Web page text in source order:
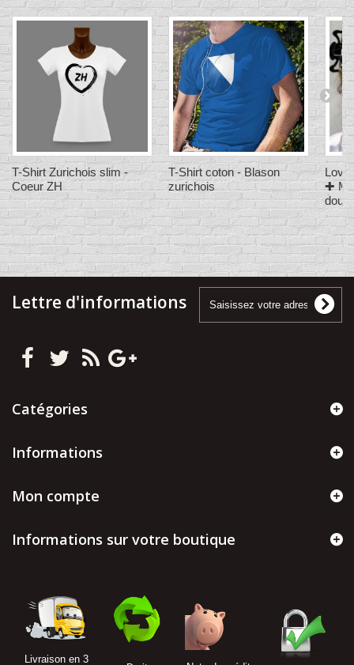
T-Shirt Zurichois slim -
Coeur ZH
T-Shirt coton - Blason
zurichois
✚
Lettre d'informations
Catégories
Informations
Mon compte
Informations sur votre boutique
Livraison en 3